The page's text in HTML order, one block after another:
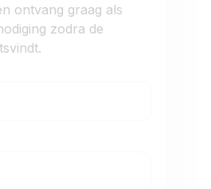
ontvang graag als
zodra de